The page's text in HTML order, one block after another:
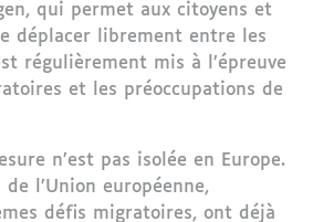
qui permet aux citoyens et
déplacer librement entre les
régulièrement mis à l’épreuve
et les préoccupations de
n’est pas isolée en Europe.
de l’Union européenne,
défis migratoires, ont déjà